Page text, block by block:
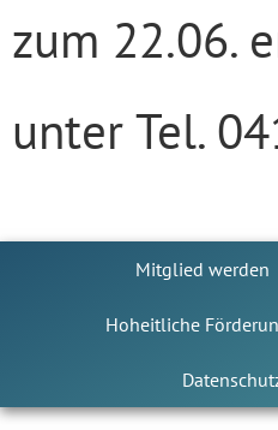
zum 22.06.
unter Tel.
Mitglied werden
Hoheitliche